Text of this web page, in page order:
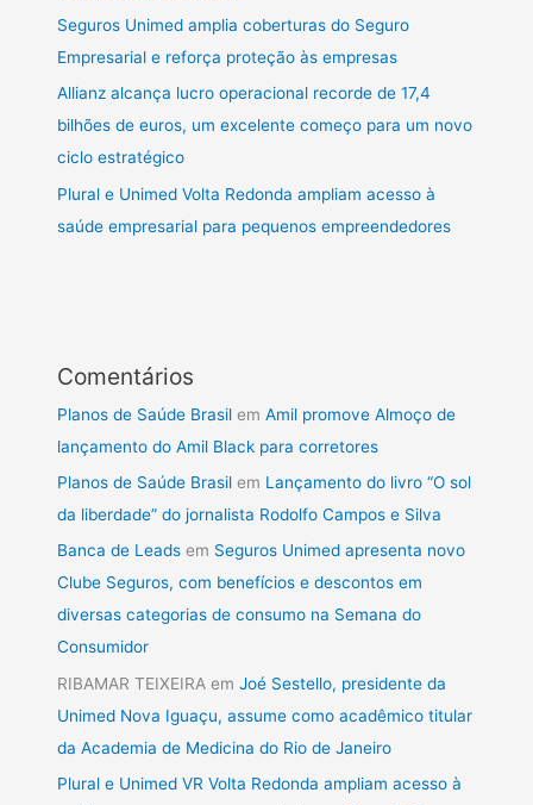
Seguros Unimed amplia coberturas do Seguro
Empresarial e reforça proteção às empresas
Allianz alcança lucro operacional recorde de 17,4
bilhões de euros, um excelente começo para um novo
ciclo estratégico
Plural e Unimed Volta Redonda ampliam acesso à
saúde empresarial para pequenos empreendedores
Comentários
Planos de Saúde Brasil emAmil promove Almoço de
lançamento do Amil Black para corretores
Planos de Saúde Brasil em Lançamento do livro “O sol
da liberdade” do jornalista Rodolfo Campos e Silva
Banca de Leads em Seguros Unimed apresenta novo
Clube Seguros, com benefícios e descontos em
diversas categorias de consumo na Semana do
Consumidor
RIBAMAR TEIXEIRA emJoé Sestello, presidente da
Unimed Nova Iguaçu, assume como acadêmico titular
da Academia de Medicina do Rio de Janeiro
Plural e Unimed VR Volta Redonda ampliam acesso à